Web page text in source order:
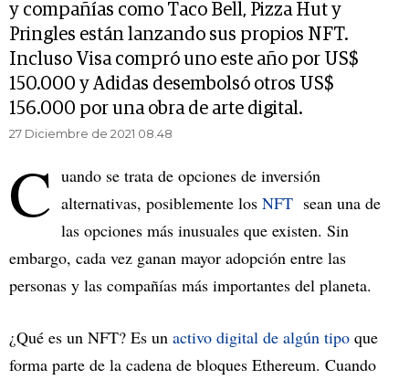
y compañías como Taco Bell, Pizza Hut y
Pringles están lanzando sus propios NFT.
Incluso Visa compró uno este año por US$
150.000 y Adidas desembolsó otros US$
156.000 por una obra de arte digital.
27 Diciembre de 2021 08.48
C uando se trata de opciones de inversión
alternativas, posiblemente los NFT sean una de
las opciones más inusuales que existen. Sin
embargo, cada vez ganan mayor adopción entre las
personas y las compañías más importantes del planeta.
¿Qué es un NFT? Es un activo digital de algún tipo que
forma parte de la cadena de bloques Ethereum. Cuando